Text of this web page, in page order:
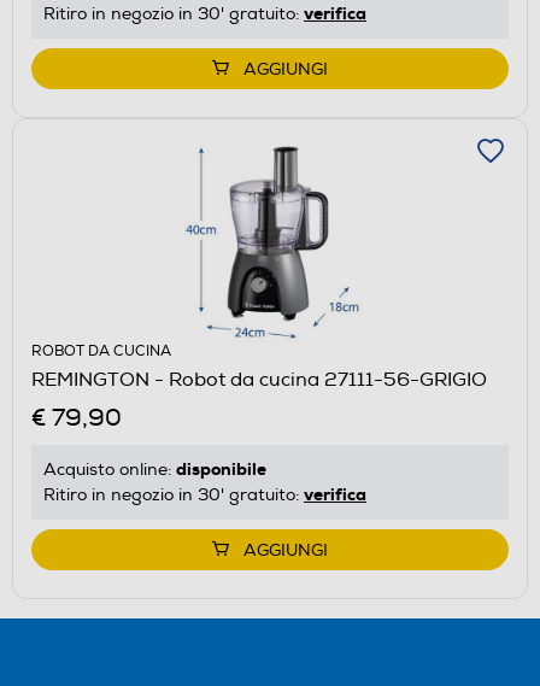
Ritiro in negozio in 30' gratuito: verifica
AGGIUNGI
ROBOT DA CUCINA
REMINGTON - Robot da cucina 27111-56-GRIGIO
€ 79,90
Acquisto online: disponibile
Ritiro in negozio in 30' gratuito: verifica
AGGIUNGI